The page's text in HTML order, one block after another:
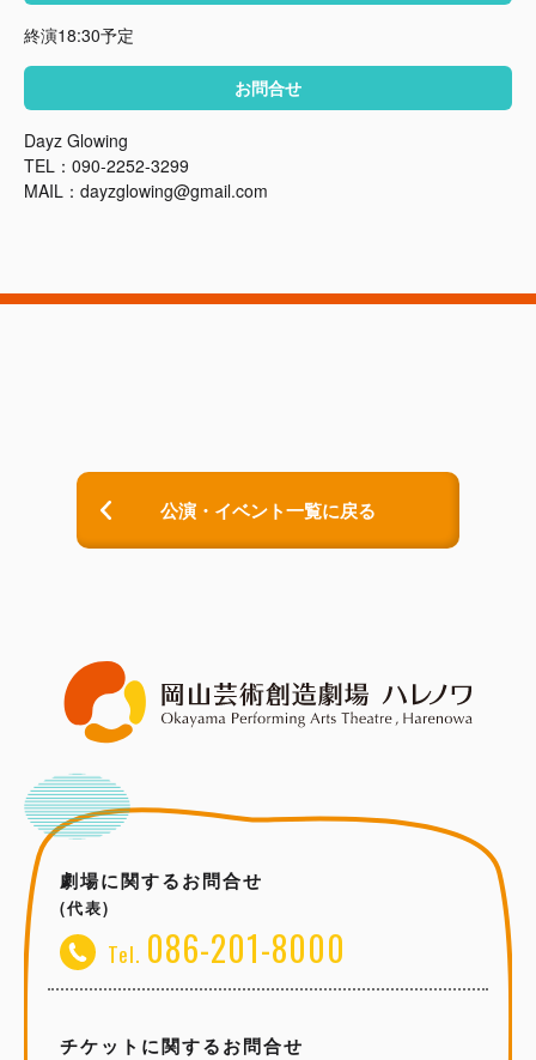
終演18:30予定
お問合せ
Dayz Glowing
TEL：090-2252-3299
MAIL：dayzglowing@gmail.com
公演・イベント一覧に戻る
劇場に関するお問合せ
(代表)
Tel. 086-201-8000
チケットに関するお問合せ